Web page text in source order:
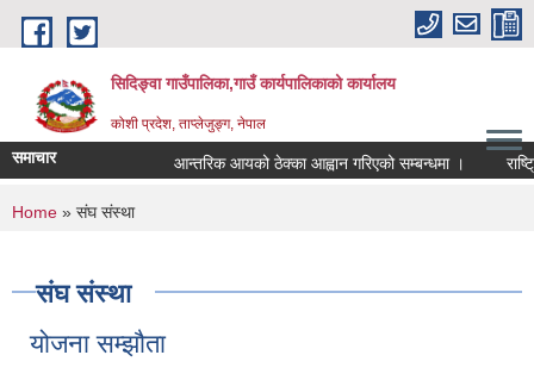
Skip to main content
सिदिङ्वा गाउँपालिका,गाउँ कार्यपालिकाको कार्यालय
कोशी प्रदेश, ताप्लेजुङ्ग, नेपाल
समाचार आन्तरिक आयको ठेक्का आह्वान गरिएको सम्बन्धमा ।
You are here
Home » संघ संस्था
संघ संस्था
योजना सम्झौता